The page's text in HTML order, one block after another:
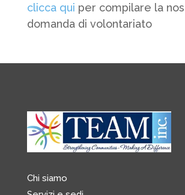
clicca qui per compilare la
domanda di volontariato
Chi siamo